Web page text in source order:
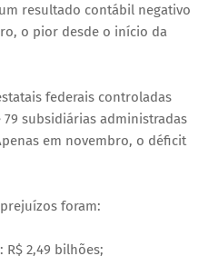
resultado contábil negativo
o pior desde o início da
federais controladas
subsidiárias administradas
em novembro, o déficit
foram:
2,49 bilhões;